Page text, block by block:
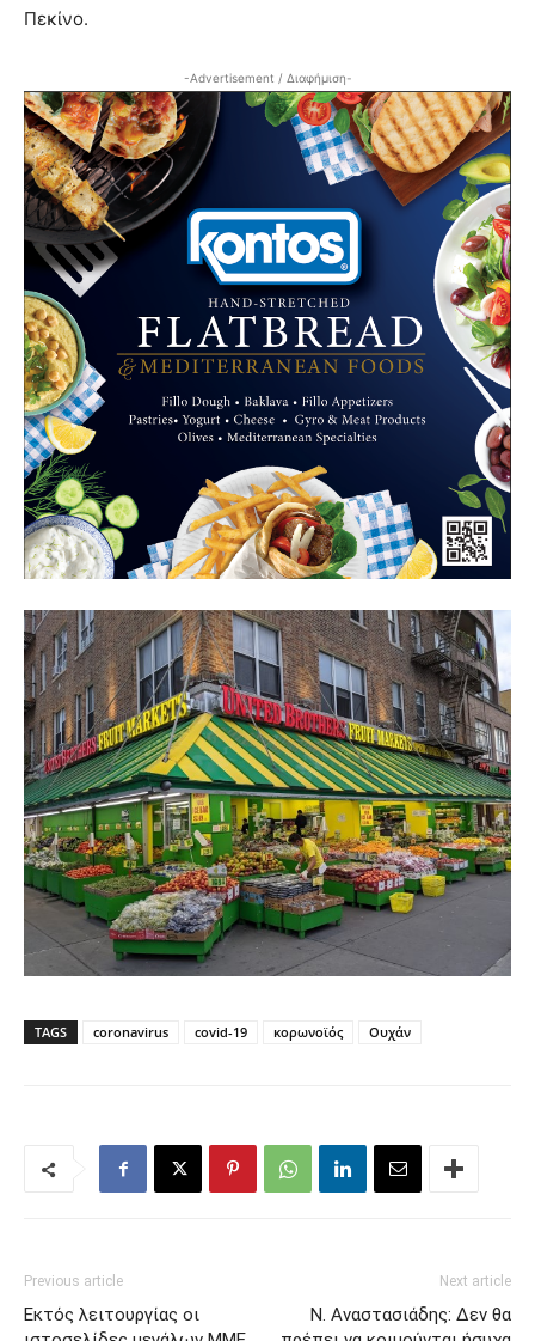
Πεκίνο.
-Advertisement / Διαφήμιση-
TAGS coronavirus covid-19 κορωνοϊός Ουχάν
Previous article
Εκτός λειτουργίας οι
Next article
Ν. Αναστασιάδης: Δεν θα